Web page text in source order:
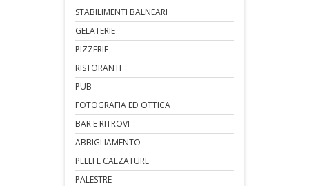
STABILIMENTI BALNEARI
GELATERIE
PIZZERIE
RISTORANTI
PUB
FOTOGRAFIA ED OTTICA
BAR E RITROVI
ABBIGLIAMENTO
PELLI E CALZATURE
PALESTRE